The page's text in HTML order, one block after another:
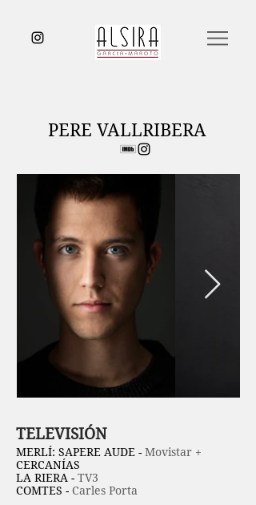
PERE VALLRIBERA
TELEVISIÓN
MERLÍ: SAPERE AUDE - Movistar +
CERCANÍAS
LA RIERA - TV3
COMTES - Carles Porta